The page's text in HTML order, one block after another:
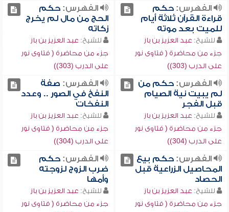
الفهرس:حكم
قراءة القرآن ثلاثة أيام
للميت بعد موته
للشيخ: عبد العزيز بن باز
جزء من محاضرة ( فتاوى نور
على الدرب (303))
الفهرس:حكم
الحج من مال لم يخرج
زكاته
للشيخ: عبد العزيز بن باز
جزء من محاضرة ( فتاوى نور
على الدرب (303))
الفهرس:حكم من
لم يبيت نية الصيام
قبل الفجر
للشيخ: عبد العزيز بن باز
جزء من محاضرة ( فتاوى نور
على الدرب (304))
الفهرس: صفة
النفخ في الصور .. وعدد
النفخات
للشيخ: عبد العزيز بن باز
جزء من محاضرة ( فتاوى نور
على الدرب (304))
الفهرس:حكم بيع
المحاصيل الزراعية قبل
الحصاد
للشيخ: عبد العزيز بن باز
جزء من محاضرة ( فتاوى نور
الفهرس:حكم
ضرب الزوج لزوجته
وأمها
للشيخ: عبد العزيز بن باز
جزء من محاضرة ( فتاوى نور